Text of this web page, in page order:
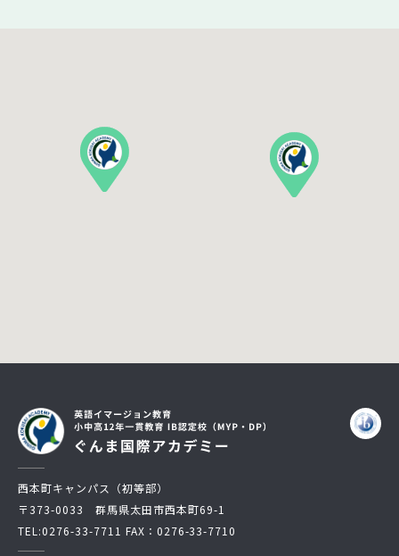
西本町キャンパス（初等部）
〒373-0033 群馬県太田市西本町69-1
TEL:0276-33-7711 FAX：0276-33-7710